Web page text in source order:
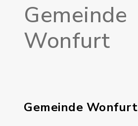
Gemeinde
Wonfurt
Gemeinde Wonfurt